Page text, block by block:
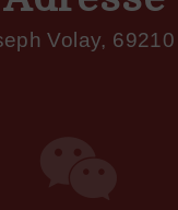
Volay, 69210